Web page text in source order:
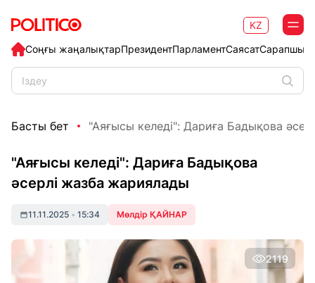
Соңғы жаңалықтарПрезидентПарламентСаясат
KZ
Басты бет "Аяғысы келеді": Дариға Бадықова
"Аяғысы келеді": Дариға Бадықова
әсерлі жазба жариялады
11.11.2025 • 15:34 Мөлдір ҚАЙНАР
2119